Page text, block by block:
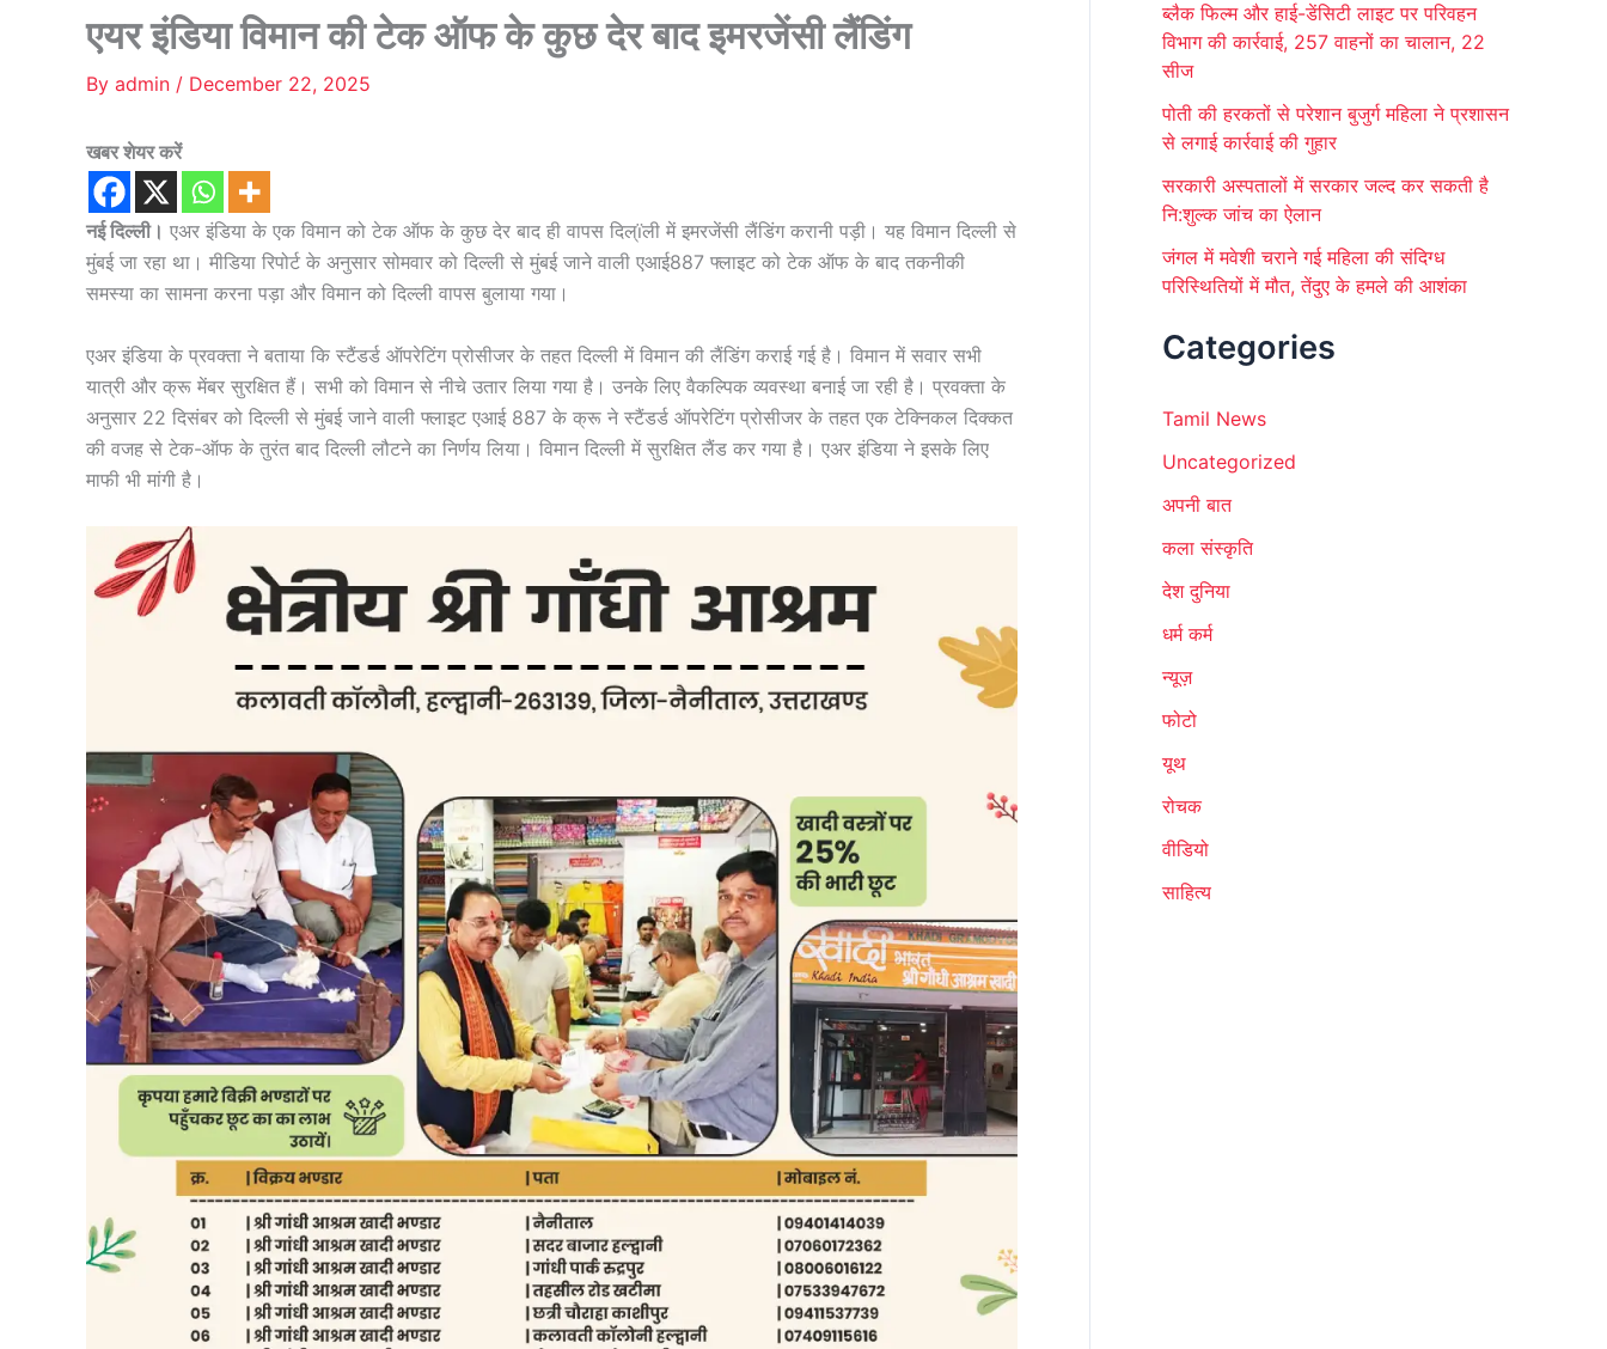
एयर इंडिया विमान की टेक ऑफ के कुछ देर बाद इमरजेंसी लैंडिंग
By admin / December 22, 2025
खबर शेयर करें
नई दिल्ली। एअर इंडिया के एक विमान को टेक ऑफ के कुछ देर बाद ही वापस दिल्ïली में इमरजेंसी लैंडिंग करानी पड़ी। यह विमान दिल्ली से
मुंबई जा रहा था। मीडिया रिपोर्ट के अनुसार सोमवार को दिल्ली से मुंबई जाने वाली एआई887 फ्लाइट को टेक ऑफ के बाद तकनीकी
समस्या का सामना करना पड़ा और विमान को दिल्ली वापस बुलाया गया।
एअर इंडिया के प्रवक्ता ने बताया कि स्टैंडर्ड ऑपरेटिंग प्रोसीजर के तहत दिल्ली में विमान की लैंडिंग कराई गई है। विमान में सवार सभी
यात्री और क्रू मेंबर सुरक्षित हैं। सभी को विमान से नीचे उतार लिया गया है। उनके लिए वैकल्पिक व्यवस्था बनाई जा रही है। प्रवक्ता के
अनुसार 22 दिसंबर को दिल्ली से मुंबई जाने वाली फ्लाइट एआई 887 के क्रू ने स्टैंडर्ड ऑपरेटिंग प्रोसीजर के तहत एक टेक्निकल दिक्कत
की वजह से टेक-ऑफ के तुरंत बाद दिल्ली लौटने का निर्णय लिया। विमान दिल्ली में सुरक्षित लैंड कर गया है। एअर इंडिया ने इसके लिए
माफी भी मांगी है।
ब्लैक फिल्म और हाई-डेंसिटी लाइट पर परिवहन
विभाग की कार्रवाई, 257 वाहनों का चालान, 22
सीज
पोती की हरकतों से परेशान बुजुर्ग महिला ने प्रशासन
से लगाई कार्रवाई की गुहार
सरकारी अस्पतालों में सरकार जल्द कर सकती है
नि:शुल्क जांच का ऐलान
जंगल में मवेशी चराने गई महिला की संदिग्ध
परिस्थितियों में मौत, तेंदुए के हमले की आशंका
Categories
Tamil News
Uncategorized
अपनी बात
कला संस्कृति
देश दुनिया
धर्म कर्म
न्यूज़
फोटो
यूथ
रोचक
वीडियो
साहित्य